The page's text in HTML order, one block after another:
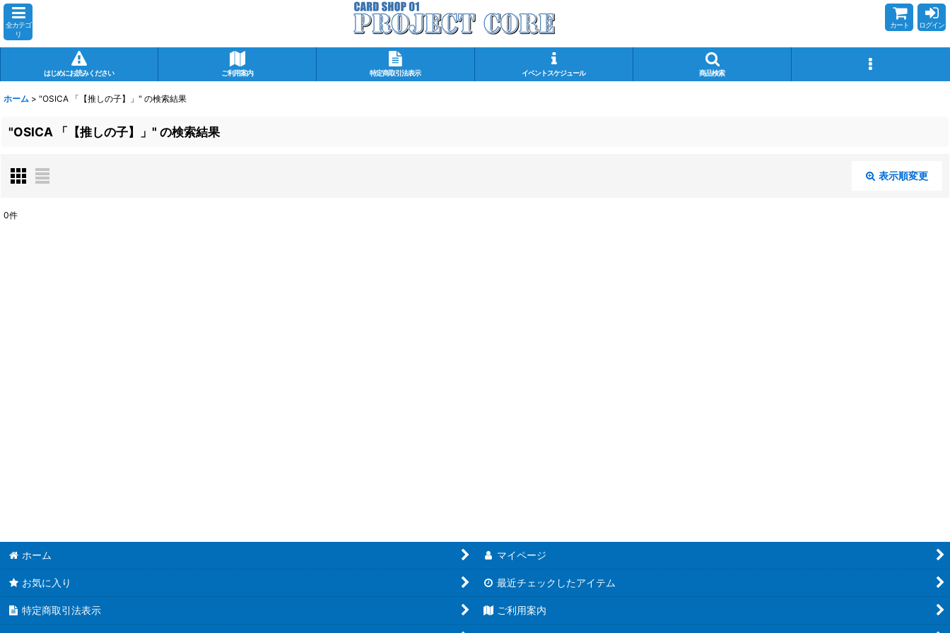
全カテゴ
リ
カート ログイン
はじめにお読みください ご利用案内 特定商取引法表示 イベントスケジュール 商品検索
ホーム > "OSICA 「【推しの子】」" の検索結果
"OSICA 「【推しの子】」" の検索結果
表示順変更
0件
ホーム マイページ
お気に入り 最近チェックしたアイテム
特定商取引法表示 ご利用案内